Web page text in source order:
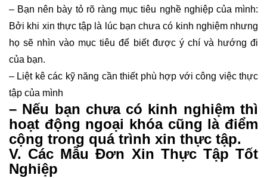
– Bạn nên bày tỏ rõ ràng mục tiêu nghề nghiệp của mình:
Bởi khi xin thực tập là lúc bạn chưa có kinh nghiệm nhưng
họ sẽ nhìn vào mục tiêu để biết được ý chí và hướng đi
của bạn.
– Liệt kê các kỹ năng cần thiết phù hợp với công việc thực
tập của mình
– Nếu bạn chưa có kinh nghiệm thì
hoạt động ngoại khóa cũng là điểm
cộng trong quá trình xin thực tập.
V. Các Mẫu Đơn Xin Thực Tập Tốt
Nghiệp